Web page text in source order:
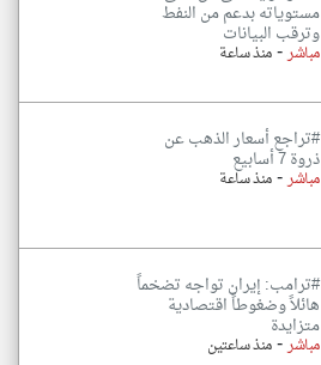
مستوياته بدعم من النفط
وترقب البيانات
مباشر-منذ ساعة
#تراجع أسعار الذهب عن
ذروة 7 أسابيع
مباشر-منذ ساعة
#ترامب: إيران تواجه تضخماً
هائلاً وضغوطاً اقتصادية
متزايدة
مباشر-منذ ساعتين